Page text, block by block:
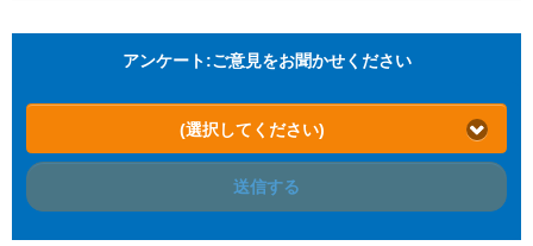
アンケート:ご意見をお聞かせください
(選択してください)
送信する